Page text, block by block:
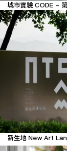
城市實驗 CODE -
新生地 New Art